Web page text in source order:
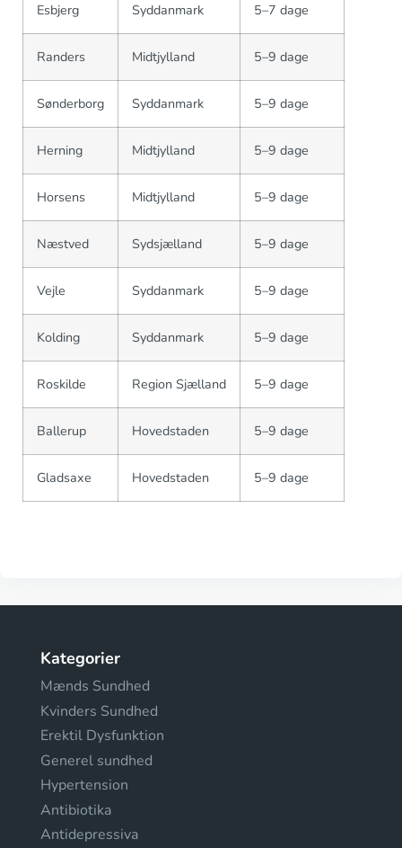
Esbjerg Syddanmark 5–7 dage
Randers Midtjylland 5–9 dage
Sønderborg Syddanmark 5–9 dage
Herning Midtjylland 5–9 dage
Horsens Midtjylland 5–9 dage
Næstved Sydsjælland 5–9 dage
Vejle Syddanmark 5–9 dage
Kolding Syddanmark 5–9 dage
Roskilde Region Sjælland 5–9 dage
Ballerup Hovedstaden 5–9 dage
Gladsaxe Hovedstaden 5–9 dage
Kategorier
Mænds Sundhed
Kvinders Sundhed
Erektil Dysfunktion
Generel sundhed
Hypertension
Antibiotika
Antidepressiva